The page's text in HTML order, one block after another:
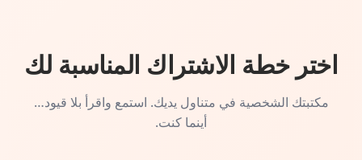
اختر خطة الاشتراك المناسبة لك
مكتبتك الشخصية في متناول يديك. استمع واقرأ بلا قيود…
أينما كنت.